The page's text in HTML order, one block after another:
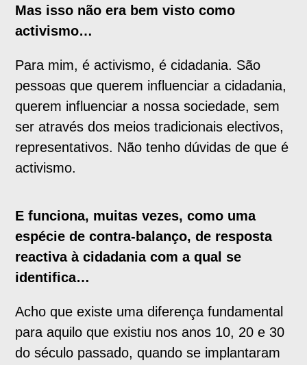
Mas isso não era bem visto como
activismo…
Para mim, é activismo, é cidadania. São
pessoas que querem influenciar a cidadania,
querem influenciar a nossa sociedade, sem
ser através dos meios tradicionais electivos,
representativos. Não tenho dúvidas de que é
activismo.
E funciona, muitas vezes, como uma
espécie de contra-balanço, de resposta
reactiva à cidadania com a qual se
identifica…
Acho que existe uma diferença fundamental
para aquilo que existiu nos anos 10, 20 e 30
do século passado, quando se implantaram